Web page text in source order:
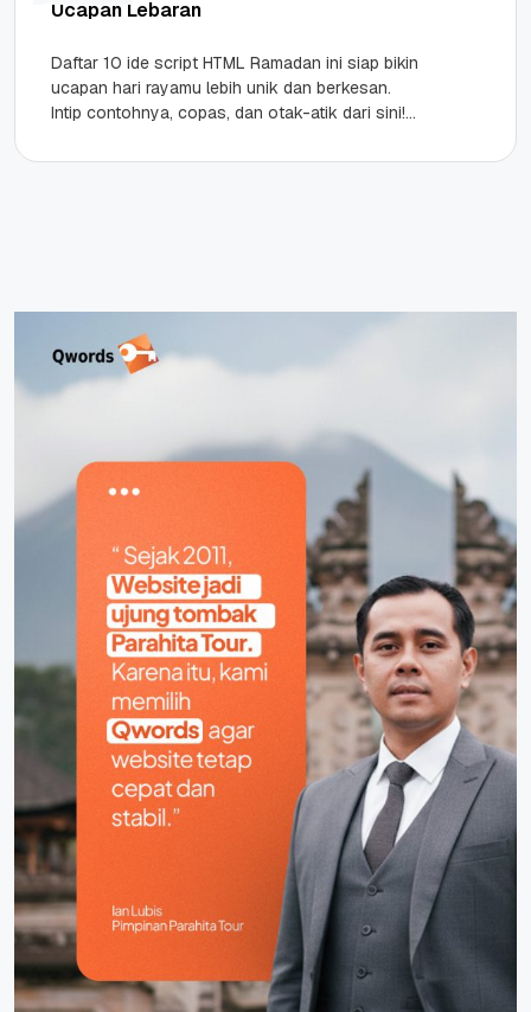
Ucapan Lebaran
Daftar 10 ide script HTML Ramadan ini siap bikin
ucapan hari rayamu lebih unik dan berkesan.
Intip contohnya, copas, dan otak-atik dari sini!